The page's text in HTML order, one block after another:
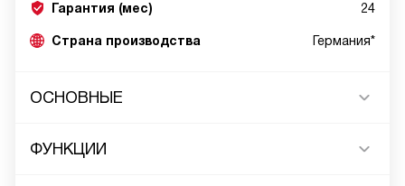
Гарантия (мес) 24
Страна производства Германия*
ОСНОВНЫЕ
ФУНКЦИИ